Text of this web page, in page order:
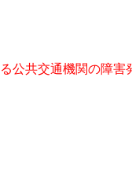
公共交通機関の障害